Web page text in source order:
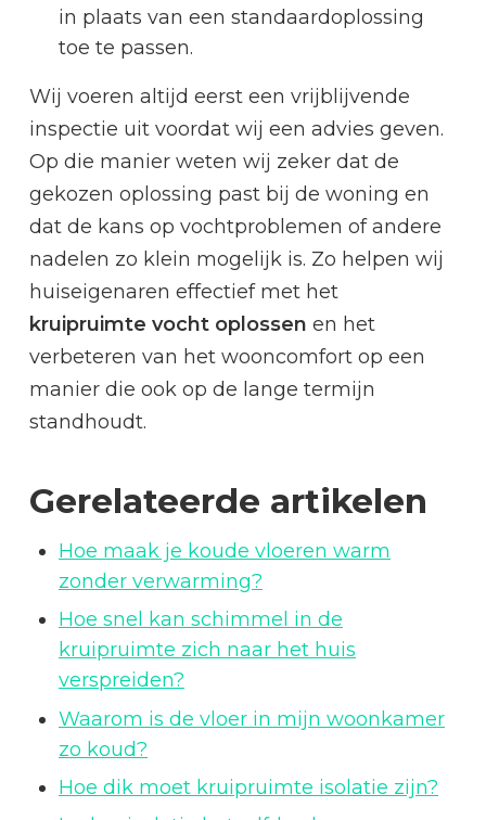
in plaats van een standaardoplossing
toe te passen.
Wij voeren altijd eerst een vrijblijvende
inspectie uit voordat wij een advies geven.
Op die manier weten wij zeker dat de
gekozen oplossing past bij de woning en
dat de kans op vochtproblemen of andere
nadelen zo klein mogelijk is. Zo helpen wij
huiseigenaren effectief met het
kruipruimte vocht oplossen en het
verbeteren van het wooncomfort op een
manier die ook op de lange termijn
standhoudt.
Gerelateerde artikelen
Hoe maak je koude vloeren warm
zonder verwarming?
Hoe snel kan schimmel in de
kruipruimte zich naar het huis
verspreiden?
Waarom is de vloer in mijn woonkamer
zo koud?
Hoe dik moet kruipruimte isolatie zijn?